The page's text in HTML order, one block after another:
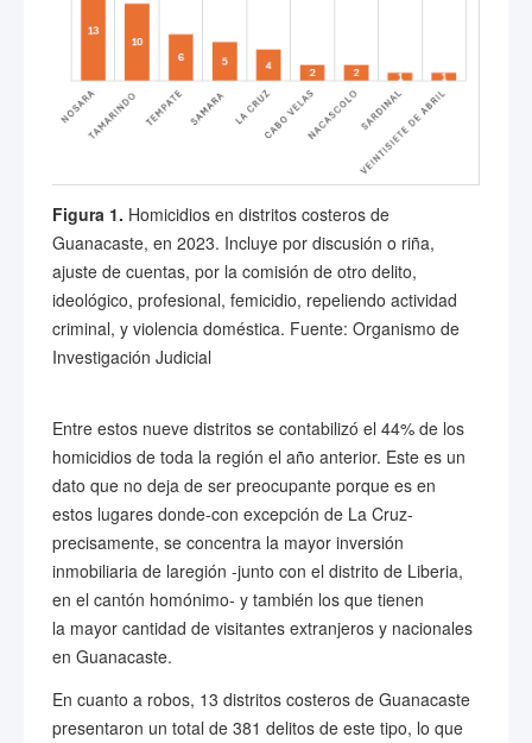
Figura 1. Homicidios en distritos costeros de
Guanacaste, en 2023. Incluye por discusión o riña,
ajuste de cuentas, por la comisión de otro delito,
ideológico, profesional, femicidio, repeliendo actividad
criminal, y violencia doméstica. Fuente: Organismo de
Investigación Judicial
Entre estos nueve distritos se contabilizó el 44% de los
homicidios de toda la región el año anterior. Este es un
dato que no deja de ser preocupante porque es en
estos lugares donde-con excepción de La Cruz-
precisamente, se concentra la mayor inversión
inmobiliaria de laregión -junto con el distrito de Liberia,
en el cantón homónimo- y también los que tienen
la mayor cantidad de visitantes extranjeros y nacionales
en Guanacaste.
En cuanto a robos, 13 distritos costeros de Guanacaste
presentaron un total de 381 delitos de este tipo, lo que